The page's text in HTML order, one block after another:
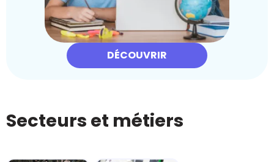
DÉCOUVRIR
Secteurs et métiers